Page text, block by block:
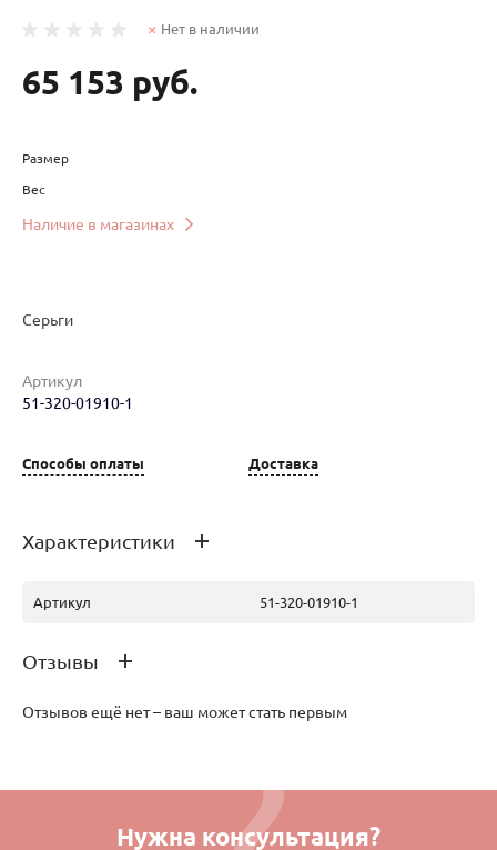
Нет в наличии
65 153 руб.
Размер
Вес
Наличие в магазинах
Наименование товара
Серьги (29782994) 0
Серьги
Артикул
51-320-01910-1
Способы оплаты Доставка
Характеристики
Артикул 51-320-01910-1
Отзывы
Отзывов ещё нет – ваш может стать первым
Нужна консультация?